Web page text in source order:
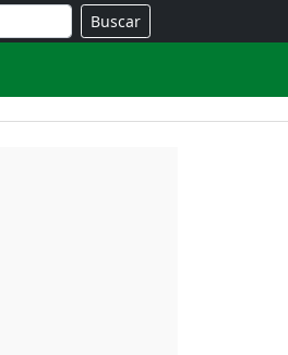
Buscar